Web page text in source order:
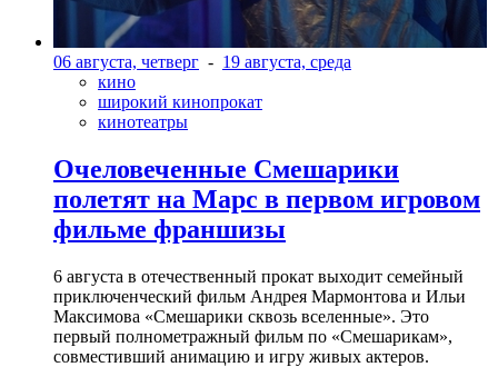
06 августа, четверг - 19 августа, среда
кино
широкий кинопрокат
кинотеатры
Очеловеченные Смешарики
полетят на Марс в первом игровом
фильме франшизы
6 августа в отечественный прокат выходит семейный
приключенческий фильм Андрея Мармонтова и Ильи
Максимова «Смешарики сквозь вселенные». Это
первый полнометражный фильм по «Смешарикам»,
совместивший анимацию и игру живых актеров.